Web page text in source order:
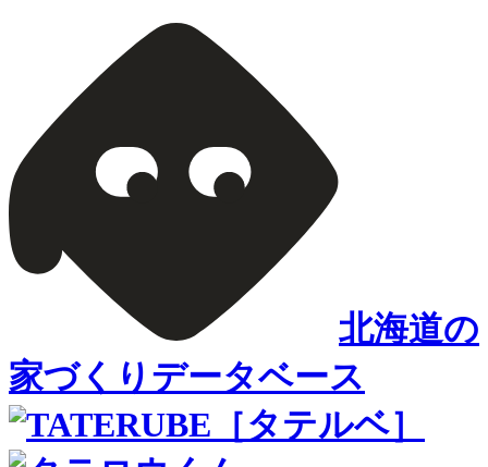
北海道の
家づくりデータベース
［タテルベ］